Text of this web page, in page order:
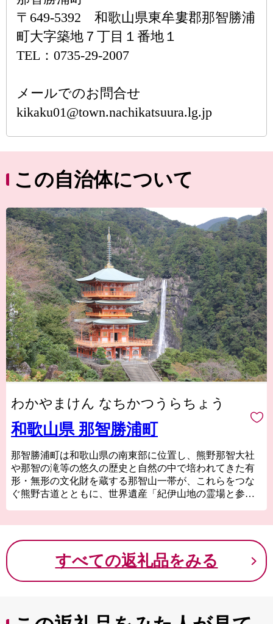
〒649-5392 和歌山県東牟婁郡那智勝浦
町大字築地７丁目１番地１
TEL：0735-29-2007
メールでのお問合せ
kikaku01@town.nachikatsuura.lg.jp
この自治体について
わかやまけん なちかつうらちょう
和歌山県 那智勝浦町
那智勝浦町は和歌山県の南東部に位置し、熊野那智大社
や那智の滝等の悠久の歴史と自然の中で培われてきた有
形・無形の文化財を蔵する那智山一帯が、これらをつな
ぐ熊野古道とともに、世界遺産「紀伊山地の霊場と参詣
る生まぐろを特産物とする水産業を基幹産業とする、
「世界遺産」・「温泉」・「生まぐろ」のまちです。
『心を遠くへ。』南紀屈指の景勝地で、熊野の自然と文
化に出会う特別な時間を・・・
すべての返礼品をみる